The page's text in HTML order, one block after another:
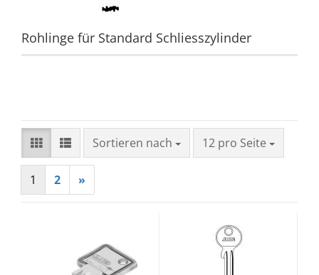
Rohlinge für Standard Schliesszylinder
Sortieren nach
Sortieren nach 12 pro Seite
pro Seite
1 2 »